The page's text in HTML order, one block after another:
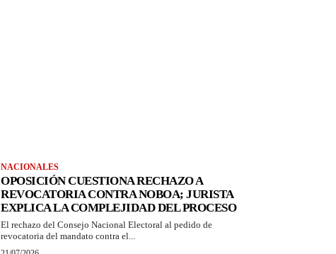
NACIONALES
OPOSICIÓN CUESTIONA RECHAZO A
REVOCATORIA CONTRA NOBOA; JURISTA
EXPLICA LA COMPLEJIDAD DEL PROCESO
El rechazo del Consejo Nacional Electoral al pedido de
revocatoria del mandato contra el...